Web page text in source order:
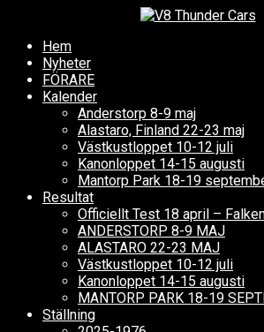
Hem
Nyheter
FÖRARE
Kalender
Anderstorp 8-9 maj
Alastaro, Finland 22-23 maj
Västkustloppet 10-12 juli
Kanonloppet 14-15 augusti
Mantorp Park 18-19
Resultat
Officiellt Test 18 april –
ANDERSTORP 8-9 MAJ
ALASTARO 22-23 MAJ
Västkustloppet 10-12 juli
Kanonloppet 14-15 augusti
MANTORP PARK 18-19
Ställning